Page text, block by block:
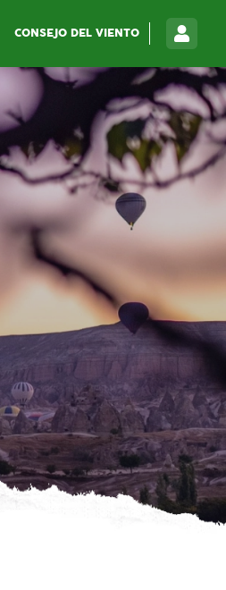
CONSEJO DEL VIENTO